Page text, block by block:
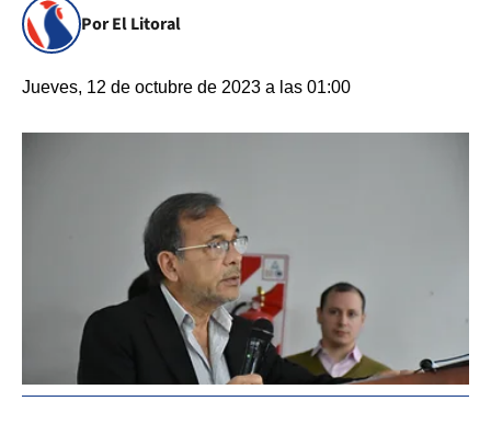
Por El Litoral
Jueves, 12 de octubre de 2023 a las 01:00